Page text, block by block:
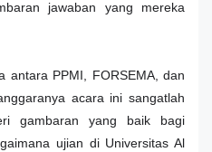
jawaban yang mereka
antara PPMI, FORSEMA, dan
acara ini sangatlah
gambaran yang baik bagi
ujian di Universitas Al